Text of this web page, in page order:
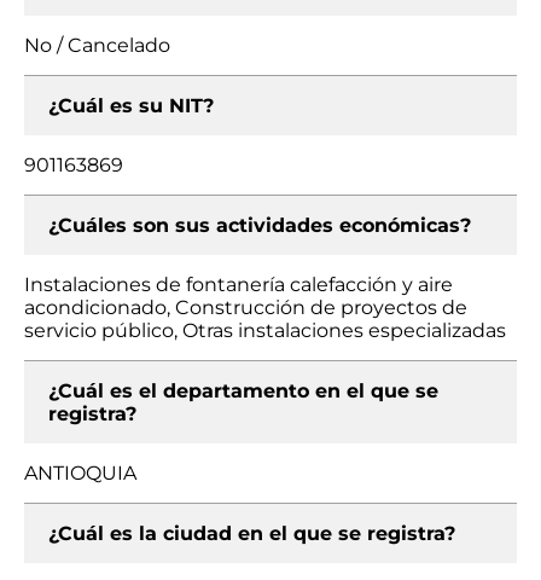
No / Cancelado
¿Cuál es su NIT?
901163869
¿Cuáles son sus actividades económicas?
Instalaciones de fontanería calefacción y aire
acondicionado, Construcción de proyectos de
servicio público, Otras instalaciones especializadas
¿Cuál es el departamento en el que se
registra?
ANTIOQUIA
¿Cuál es la ciudad en el que se registra?